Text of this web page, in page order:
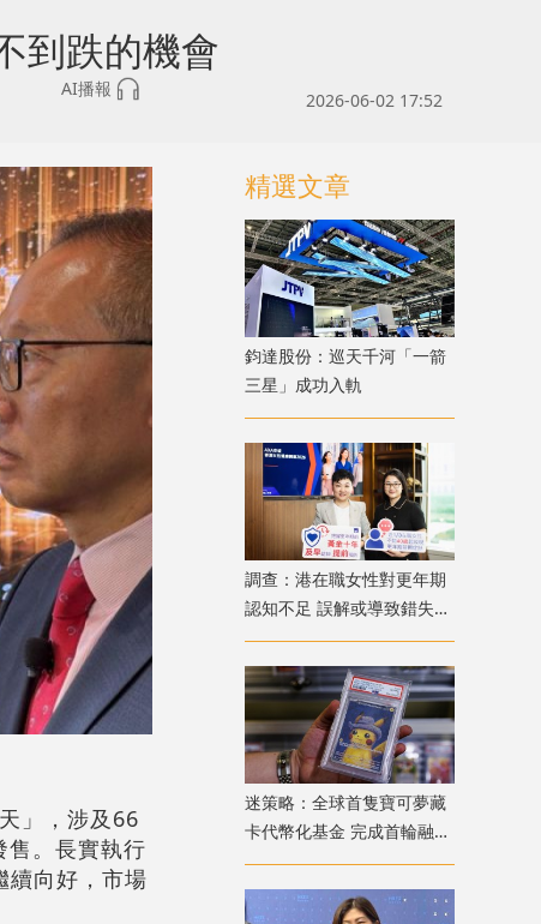
到跌的機會
AI播報
2026-06-02 17:52
」，涉及66
售。長實執行
續向好，市場
精選文章
鈞達股份：巡天千河「一箭
三星」成功入軌
調查：港在職女性對更年期
認知不足 誤解或導致錯失
「黃金預防期」
迷策略：全球首隻寶可夢藏
卡代幣化基金 完成首輪融資
兼獲超購